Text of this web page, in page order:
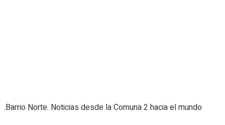
.Barrio Norte. Noticias desde la Comuna 2 hacia el mundo